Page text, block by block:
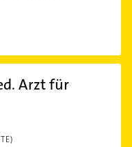
Arzt für